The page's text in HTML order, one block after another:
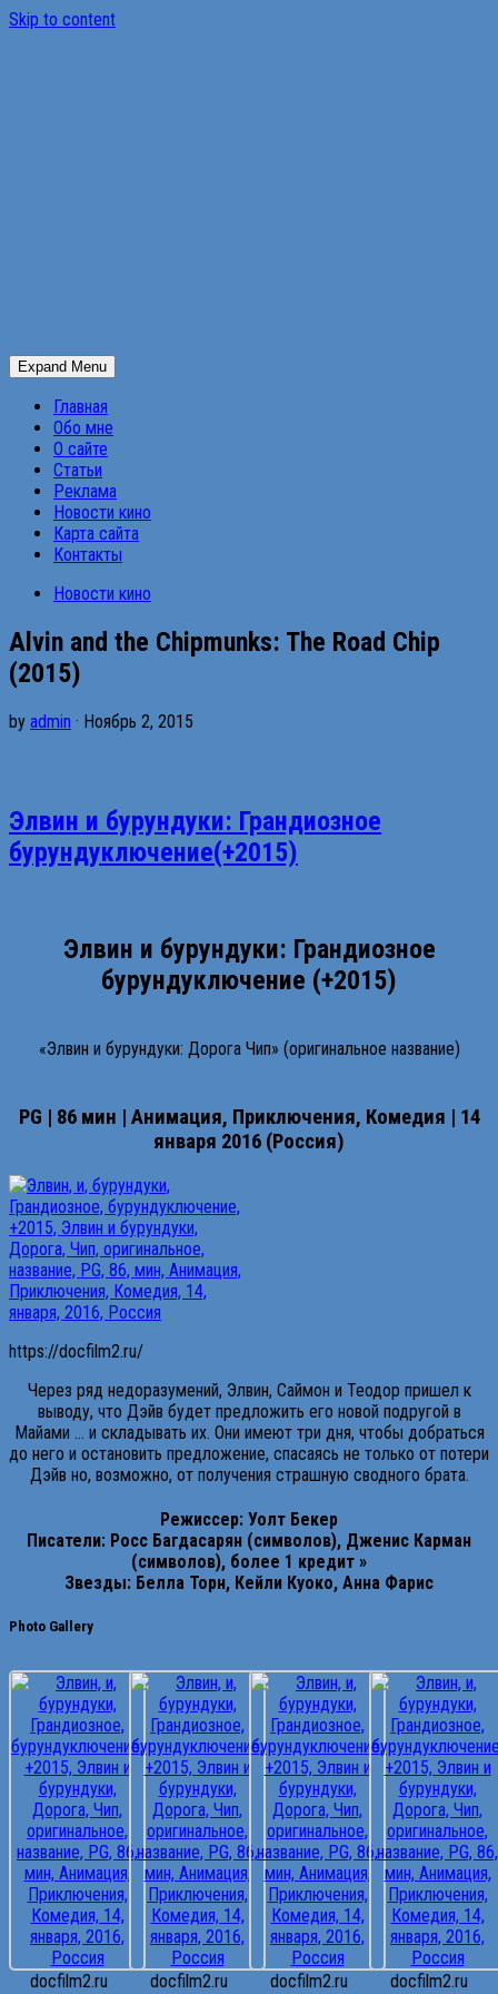
Skip to content
Expand Menu
Главная
Обо мне
О сайте
Статьи
Реклама
Новости кино
Карта сайта
Контакты
Новости кино
Alvin and the Chipmunks: The Road Chip
(2015)
by admin · Ноябрь 2, 2015
Элвин и бурундуки: Грандиозное
бурундуключение(+2015)
Элвин и бурундуки: Грандиозное
бурундуключение (+2015)
«Элвин и бурундуки: Дорога Чип» (оригинальное название)
PG | 86 мин | Анимация, Приключения, Комедия | 14
января 2016 (Россия)
https://docfilm2.ru/
Через ряд недоразумений, Элвин, Саймон и Теодор пришел к
выводу, что Дэйв будет предложить его новой подругой в
Майами … и складывать их. Они имеют три дня, чтобы добраться
до него и остановить предложение, спасаясь не только от потери
Дэйв но, возможно, от получения страшную сводного брата.
Режиссер: Уолт Бекер
Писатели: Росс Багдасарян (символов), Дженис Карман
(символов), более 1 кредит »
Звезды: Белла Торн, Кейли Куоко, Анна Фарис
Photo Gallery
docfilm2.ru docfilm2.ru docfilm2.ru docfilm2.ru